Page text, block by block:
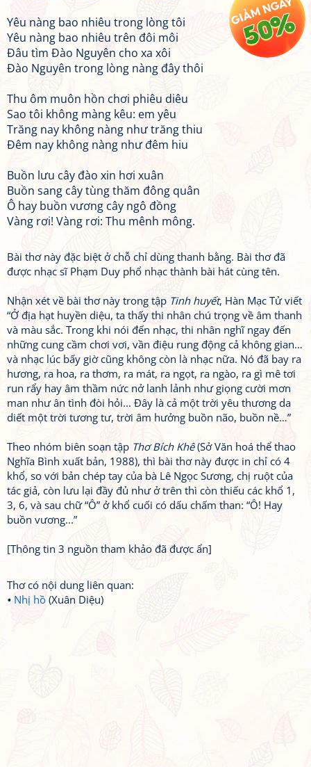
Yêu nàng bao nhiêu trong lòng tôi
Yêu nàng bao nhiêu trên đôi môi
Đâu tìm Đào Nguyên cho xa xôi
Đào Nguyên trong lòng nàng đây thôi
Thu ôm muôn hồn chơi phiêu diêu
Sao tôi không màng kêu: em yêu
Trăng nay không nàng như trăng thiu
Đêm nay không nàng như đêm hiu
Buồn lưu cây đào xin hơi xuân
Buồn sang cây tùng thăm đông quân
Ô hay buồn vương cây ngô đồng
Vàng rơi! Vàng rơi: Thu mênh mông.
Bài thơ này đặc biệt ở chỗ chỉ dùng thanh bằng. Bài thơ đã
được nhạc sĩ Phạm Duy phổ nhạc thành bài hát cùng tên.
Nhận xét về bài thơ này trong tập Tinh huyết, Hàn Mạc Tử viết
“Ở địa hạt huyền diệu, ta thấy thi nhân chú trọng về âm thanh
và màu sắc. Trong khi nói đến nhạc, thi nhân nghĩ ngay đến
những cung cầm chơi vơi, vần điệu rung động cả không gian…
và nhạc lúc bấy giờ cũng không còn là nhạc nữa. Nó đã bay ra
hương, ra hoa, ra thơm, ra mát, ra ngọt, ra ngào, ra gì mê tơi
run rẩy hay âm thầm nức nở lanh lảnh như giọng cười mơn
man như ân tình đòi hỏi... Đây là cả một trời yêu thương da
diết một trời tương tư, trời âm hưởng buồn não, buồn nề…”
Theo nhóm biên soạn tập Thơ Bích Khê(Sở Văn hoá thể thao
Nghĩa Bình xuất bản, 1988), thì bài thơ này được in chỉ có 4
khổ, so với bản chép tay của bà Lê Ngọc Sương, chị ruột của
tác giả, còn lưu lại đầy đủ như ở trên thì còn thiếu các khổ 1,
3, 6, và sau chữ “Ô” ở khổ cuối có dấu chấm than: “Ô! Hay
buồn vương...”
[Thông tin 3 nguồn tham khảo đã được ẩn]
Thơ có nội dung liên quan:
Nhị hồ (Xuân Diệu)